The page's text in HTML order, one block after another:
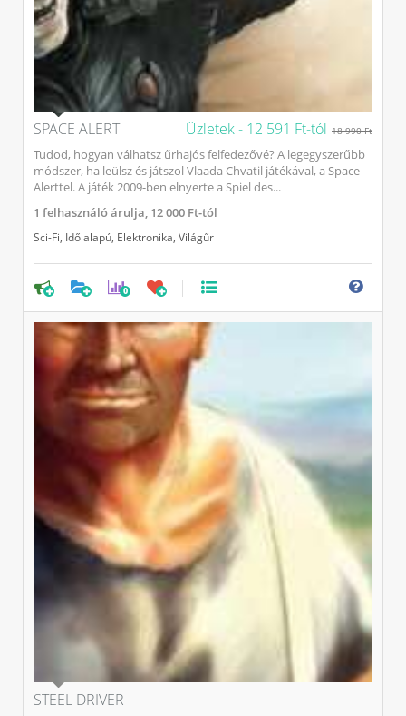
Üzletek - 12 591 Ft-tól 18 990 Ft
SPACE ALERT
Tudod, hogyan válhatsz űrhajós felfedezővé? A legegyszerűbb
módszer, ha leülsz és játszol Vlaada Chvatil játékával, a Space
Alerttel. A játék 2009-ben elnyerte a Spiel des...
1 felhasználó árulja, 12 000 Ft-tól
Sci-Fi Idő alapú Elektronika Világűr
0
STEEL DRIVER